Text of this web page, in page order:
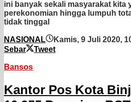
ini banyak sekali masyarakat kita
perekonomian hingga lumpuh
tidak tinggal
NASIONAL Kamis, 9 Juli 2020,
Sebar
Tweet
Bansos
Kantor Pos Kota